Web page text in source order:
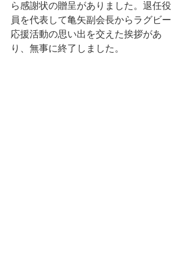
ら感謝状の贈呈がありました。退任役
員を代表して亀矢副会長からラグビー
応援活動の思い出を交えた挨拶があ
り、無事に終了しました。